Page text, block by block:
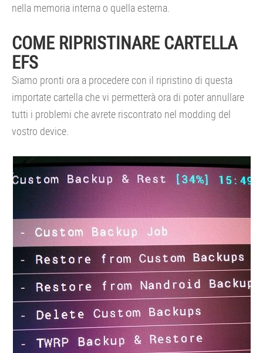
nella memoria interna o quella esterna.
COME RIPRISTINARE CARTELLA
EFS
Siamo pronti ora a procedere con il ripristino di questa
importate cartella che vi permetterà ora di poter annullare
tutti i problemi che avrete riscontrato nel modding del
vostro device.